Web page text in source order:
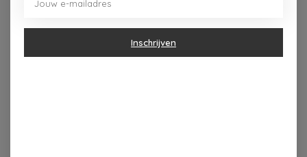
Inschrijven